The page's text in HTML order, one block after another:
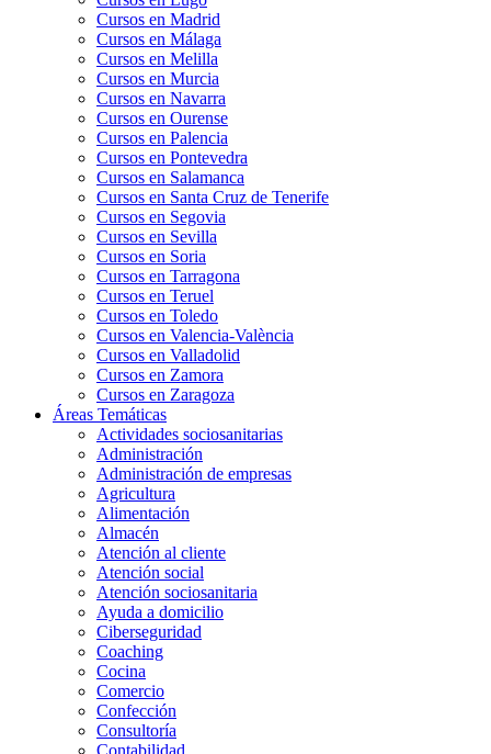
Cursos en Madrid
Cursos en Málaga
Cursos en Melilla
Cursos en Murcia
Cursos en Navarra
Cursos en Ourense
Cursos en Palencia
Cursos en Pontevedra
Cursos en Salamanca
Cursos en Santa Cruz de Tenerife
Cursos en Segovia
Cursos en Sevilla
Cursos en Soria
Cursos en Tarragona
Cursos en Teruel
Cursos en Toledo
Cursos en Valencia-València
Cursos en Valladolid
Cursos en Zamora
Cursos en Zaragoza
Áreas Temáticas
Actividades sociosanitarias
Administración
Administración de empresas
Agricultura
Alimentación
Almacén
Atención al cliente
Atención social
Atención sociosanitaria
Ayuda a domicilio
Ciberseguridad
Coaching
Cocina
Comercio
Confección
Consultoría
Contabilidad